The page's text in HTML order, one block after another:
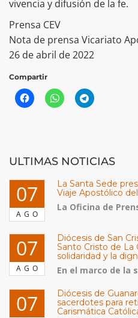
vivencia y difusión de la fe.
Prensa CEV
Nota de prensa Vicariato
26 de abril de 2022
Compartir
ULTIMAS NOTICIAS
07
AGO
La Santa Sede
Viaje Apostólico
La Oficina de
07
AGO
Diócesis de San
Santo Cristo de La
solidaridad y la
En el marco de la
07
Diócesis de
sacerdotes para
Carismática